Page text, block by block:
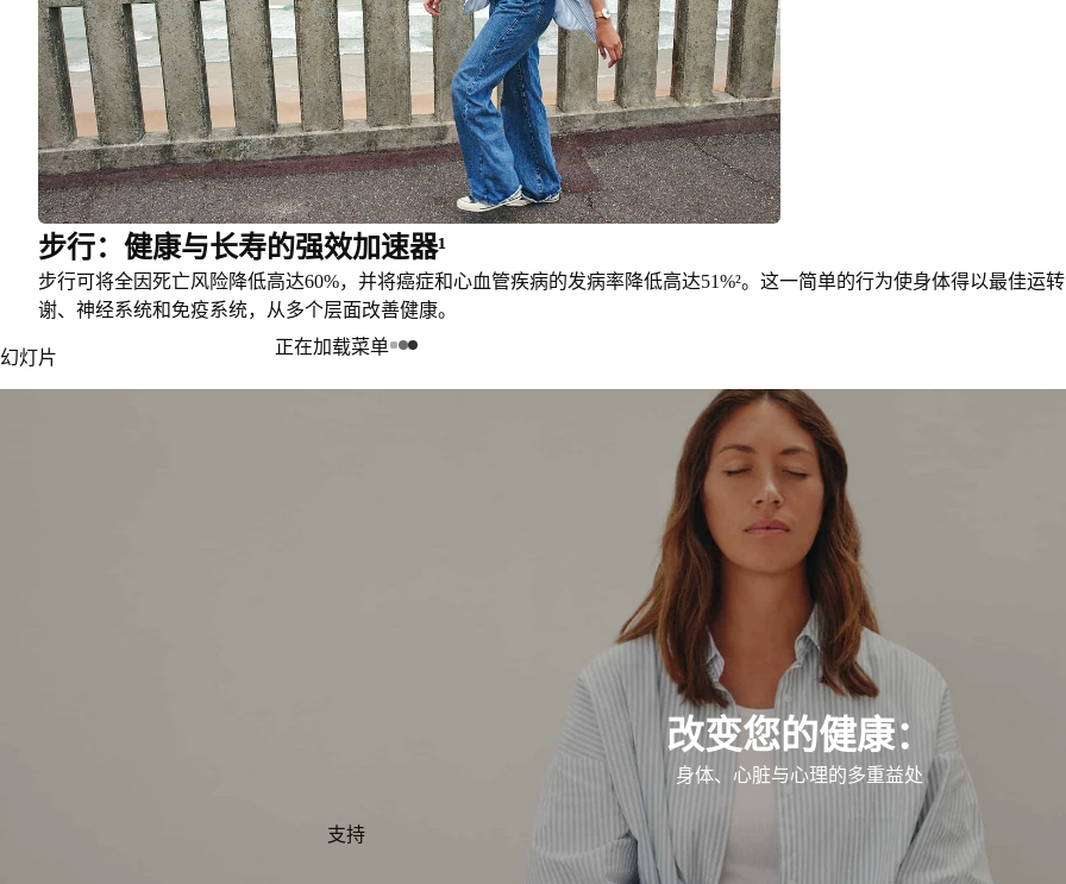
正在加载菜单
支持
步行：健康与长寿的强效加速器¹
步行可将全因死亡风险降低高达60%，并将癌症和心血管疾病的发病率降低高达51%²。这一简单的行为使身体得以最佳运
谢、神经系统和免疫系统，从多个层面改善健康。
幻灯片
改变您的健康：
身体、心脏与心理的多重益处